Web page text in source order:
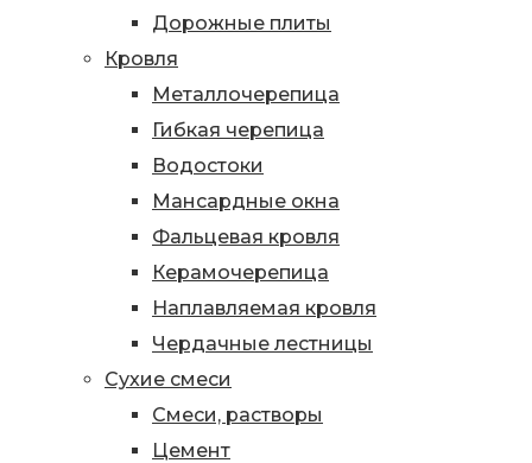
Дорожные плиты
Кровля
Металлочерепица
Гибкая черепица
Водостоки
Мансардные окна
Фальцевая кровля
Керамочерепица
Наплавляемая кровля
Чердачные лестницы
Сухие смеси
Смеси, растворы
Цемент